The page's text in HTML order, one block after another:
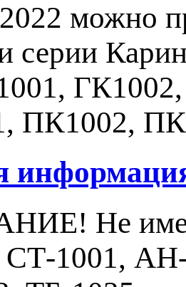
можно
серии
ПК1002,
Не
СТ-1001,